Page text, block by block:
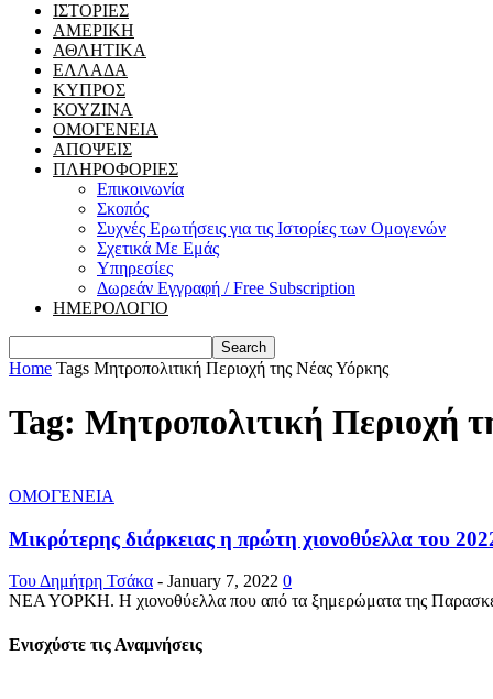
ΙΣΤΟΡΙΕΣ
ΑΜΕΡΙΚΗ
ΑΘΛΗΤΙΚΑ
ΕΛΛΑΔΑ
ΚΥΠΡΟΣ
ΚΟΥΖΙΝΑ
ΟΜΟΓΕΝΕΙΑ
ΑΠΟΨΕΙΣ
ΠΛΗΡΟΦΟΡΙΕΣ
Επικοινωνία
Σκοπός
Συχνές Ερωτήσεις για τις Ιστορίες των Ομογενών
Σχετικά Με Εμάς
Υπηρεσίες
Δωρεάν Εγγραφή / Free Subscription
ΗΜΕΡΟΛΟΓΙΟ
Home Tags Μητροπολιτική Περιοχή της Νέας Υόρκης
Tag: Μητροπολιτική Περιοχή
ΟΜΟΓΕΝΕΙΑ
Μικρότερης διάρκειας η πρώτη χιονοθύελλα του
Του Δημήτρη Τσάκα - January 7, 2022 0
ΝΕΑ ΥΟΡΚΗ. Η χιονοθύελλα που από τα ξημερώματα της
Ενισχύστε τις Αναμνήσεις